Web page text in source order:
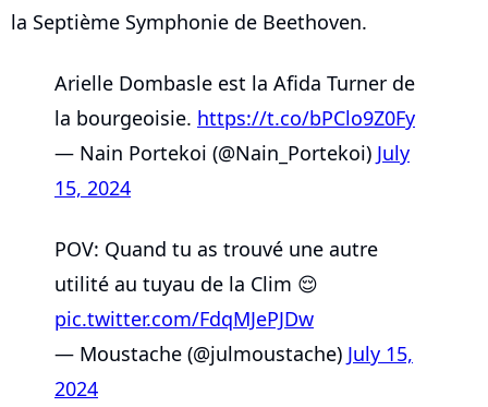
la Septième Symphonie de Beethoven.
Arielle Dombasle est la Afida Turner de
la bourgeoisie. https://t.co/bPClo9Z0Fy
— Nain Portekoi (@Nain_Portekoi) July
15, 2024
POV: Quand tu as trouvé une autre
utilité au tuyau de la Clim 😌
pic.twitter.com/FdqMJePJDw
— Moustache (@julmoustache) July 15,
2024